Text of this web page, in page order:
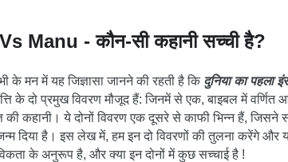
Manu - कौन-सी कहानी सच्ची है?
के मन में यह जिज्ञासा जानने की रहती है कि दुनिया का पहला
के दो प्रमुख विवरण मौजूद हैं: जिनमें से एक, बाइबल में वर्णित
की कहानी। ये दोनों विवरण एक दूसरे से काफी भिन्न हैं, जिसने
जन्म दिया है। इस लेख में, हम इन दो विवरणों की तुलना करेंगे
के अनुरूप है, और क्या इन दोनों में कुछ सच्चाई है !